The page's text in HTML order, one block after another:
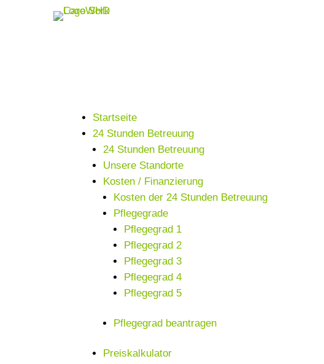
Startseite
24 Stunden Betreuung
24 Stunden Betreuung
Unsere Standorte
Kosten / Finanzierung
Kosten der 24 Stunden Betreuung
Pflegegrade
Pflegegrad 1
Pflegegrad 2
Pflegegrad 3
Pflegegrad 4
Pflegegrad 5
Pflegegrad beantragen
Preiskalkulator